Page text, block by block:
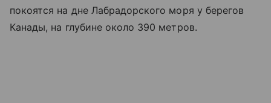
покоятся на дне Лабрадорского моря у берегов
Канады, на глубине около 390 метров.